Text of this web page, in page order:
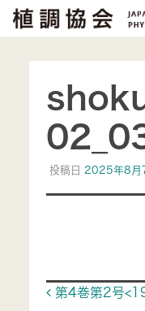
投稿日 2025年8月
Post
第4巻第2号